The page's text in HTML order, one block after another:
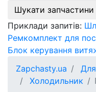
Шукати запчастини
Приклади запитів:
Ремкомплект для
Блок керування
Zapchasty.ua
Холодильник